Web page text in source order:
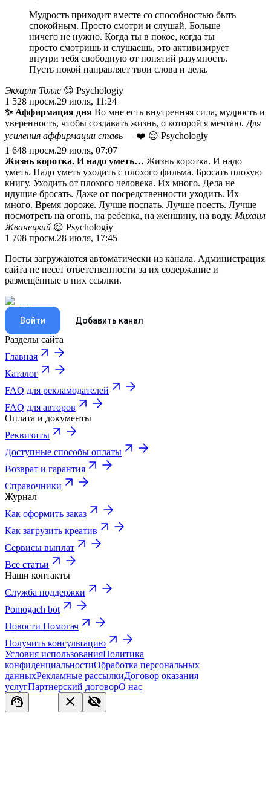
Мудрость приходит вместе со способностью быть
спокойным. Просто смотри и слушай. Больше
ничего не нужно. Когда ты в покое, когда ты
просто смотришь и слушаешь, это активизирует
внутри тебя свободную от понятий разумность.
Пусть покой направляет твои слова и дела.
Экхарт Толле 😌 Psychologiy
1 528 просм.29 июля, 11:24
✨Аффирмация дня Во мне есть внутренняя сила, мудрость и
уверенность, чтобы создавать жизнь, о которой я мечтаю. Для
усиления аффирмации ставь — ❤️ 😌 Psychologiy
1 648 просм.29 июля, 07:07
Жизнь коротка. И надо уметь… Жизнь коротка. И надо
уметь. Надо уметь уходить с плохого фильма. Бросать плохую
книгу. Уходить от плохого человека. Их много. Дела не
идущие бросать. Даже от посредственности уходить. Их
много. Время дороже. Лучше поспать. Лучше поесть. Лучше
посмотреть на огонь, на ребенка, на женщину, на воду. Михаил
Жванецкий 😌 Psychologiy
1 708 просм.28 июля, 17:45
Посты загружаются автоматически из канала. Администрация
сайта не несёт ответственности за их содержание и
размещённые в них ссылки.
Войти Добавить канал
Разделы сайта
Главная
Каталог
FAQ для рекламодателей
FAQ для авторов
Оплата и документы
Реквизиты
Доступные способы оплаты
Возврат и гарантия
Справочники
Журнал
Как оформить заказ
Как загрузить креатив
Сервисы выплат
Все статьи
Наши контакты
Служба поддержки
Pomogach bot
Новости Помогач
Получить консультацию
Условия использованияПолитика
конфиденциальностиОбработка персональных
данныхРекламные рассылкиДоговор оказания
услугПартнерский договорО нас